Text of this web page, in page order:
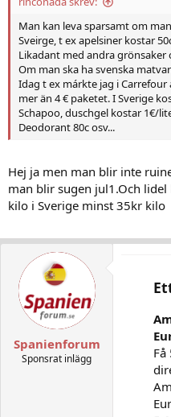
Man kan leva sparsamt om
Sveirge, t ex apelsiner kostar
Likadant med andra grönsaker
Om man ska ha svenska
Idag t ex márkte jag i
mer än 4 € paketet. I Sverige
Schapoo, duschgel kostar 1€/
Deodorant 80c osv...
Hej ja men man blir inte
man blir sugen jul1.Och
kilo i Sverige minst 35kr kilo
Spanienforum
Sponsrat inlägg